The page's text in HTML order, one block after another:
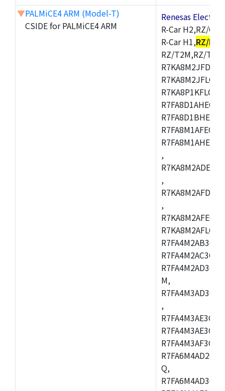
▼PALMiCE4 ARM (Model-T)
CSIDE for PALMiCE4 ARM
Renesas
R-Car H2,RZ/
R-Car H1,RZ/N1D
RZ/T2M,RZ/
,
,
,
M,
,
Q,